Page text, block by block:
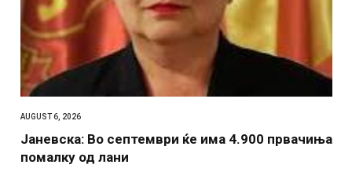
AUGUST 6, 2026
Јаневска: Во септември ќе има 4.900 првачиња
помалку од лани